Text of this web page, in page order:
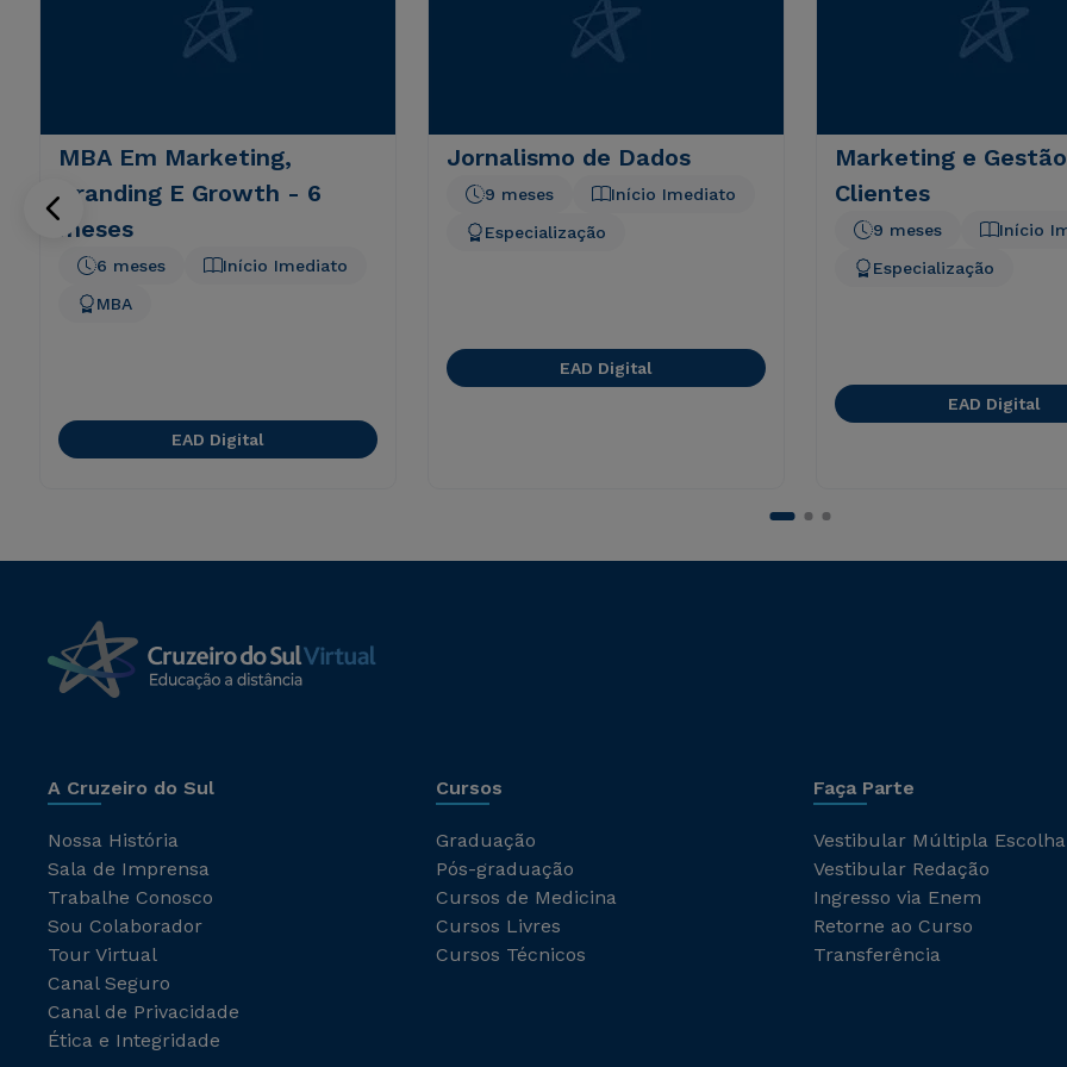
MBA Em Marketing,
Branding E Growth - 6
meses
Início Imediato
6 meses
MBA
EAD Digital
Jornalismo de Dados
Início Imediato
9 meses
Especialização
EAD Digital
Marketing e
Clientes
Início
9 meses
Especialização
EAD Digital
A Cruzeiro do Sul
Nossa História
Sala de Imprensa
Trabalhe Conosco
Sou Colaborador
Tour Virtual
Canal Seguro
Canal de Privacidade
Ética e Integridade
Cursos
Graduação
Pós-graduação
Cursos de Medicina
Cursos Livres
Cursos Técnicos
Faça Parte
Vestibular Múltipla Escolha
Vestibular Redação
Ingresso via Enem
Retorne ao Curso
Transferência